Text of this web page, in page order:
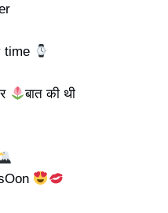
time
बात की थी